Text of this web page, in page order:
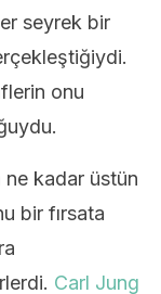
seyrek bir
onu
ne kadar üstün
bir fırsata
Carl Jung